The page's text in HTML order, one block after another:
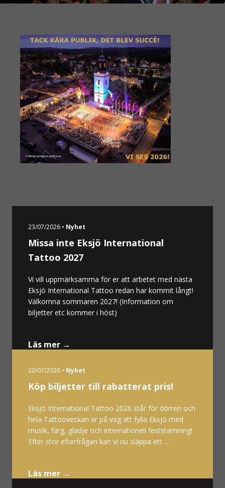
23/07/2026 • Nyhet
Missa inte Eksjö International
Tattoo 2027
Vi vill uppmärksamma för er att arbetet med nästa
Eksjö International Tattoo redan har kommit långt!
Välkomna sommaren 2027! (Information om
biljetter etc kommer i höst)
Läs mer →
20/07/2026 • Nyhet
Köp biljetter till rabatterat pris!
Eksjö International Tattoo 2026 står för dörren och
hela Tattooveckan är på väg att fylla Eksjö med
musik, färg, glädje och internationell feststämning!
Efter stor efterfrågan kan vi nu släppa ett ...
Läs mer →